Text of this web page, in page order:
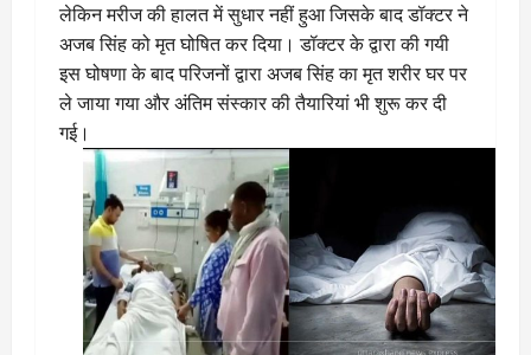
लेकिन मरीज की हालत में सुधार नहीं हुआ जिसके बाद डॉक्टर ने
अजब सिंह को मृत घोषित कर दिया। डॉक्टर के द्वारा की गयी
इस घोषणा के बाद परिजनों द्वारा अजब सिंह का मृत शरीर घर पर
ले जाया गया और अंतिम संस्कार की तैयारियां भी शुरू कर दी
गई।